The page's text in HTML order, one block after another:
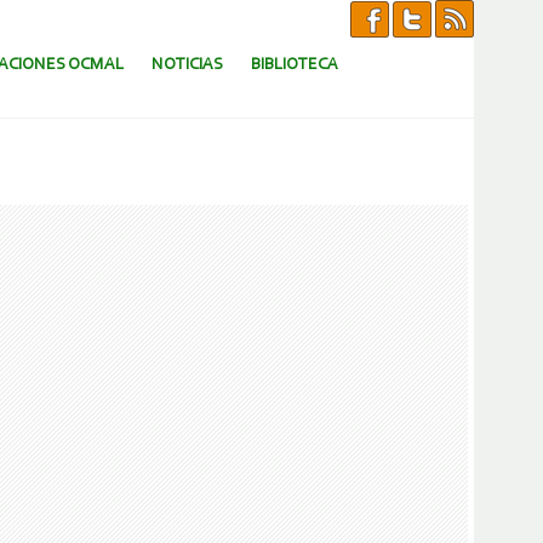
OCMAL NOTICIAS BIBLIOTECA